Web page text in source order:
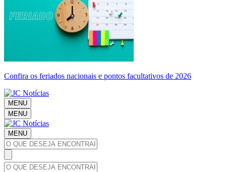
Confira os feriados nacionais e pontos facultativos de 2026
MENU
MENU
MENU